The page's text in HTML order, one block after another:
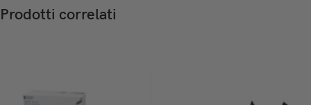
Prodotti correlati